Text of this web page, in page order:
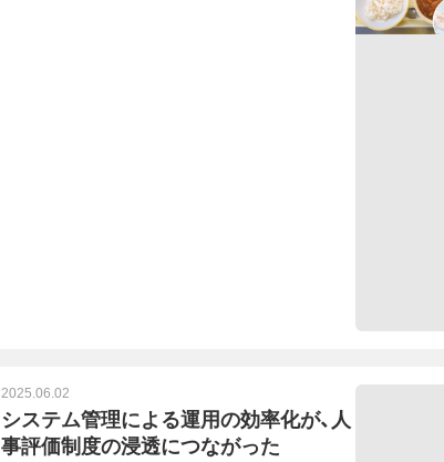
2025.06.02
システム管理による運用の効率化が、人
事評価制度の浸透につながった